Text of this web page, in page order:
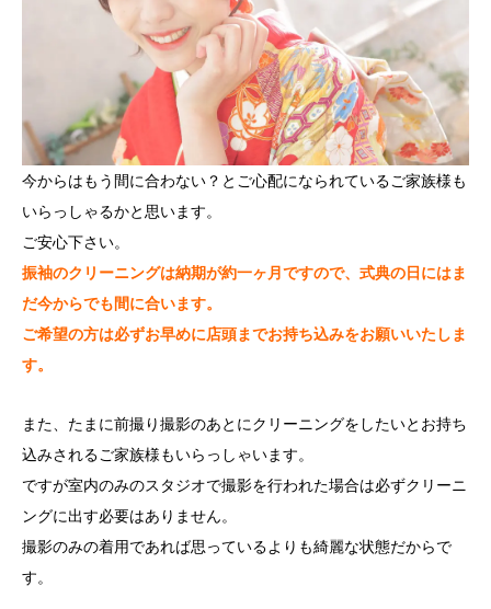
今からはもう間に合わない？とご心配になられているご家族様も
いらっしゃるかと思います。
ご安心下さい。
振袖のクリーニングは納期が約一ヶ月ですので、式典の日にはま
だ今からでも間に合います。
ご希望の方は必ずお早めに店頭までお持ち込みをお願いいたしま
す。
また、たまに前撮り撮影のあとにクリーニングをしたいとお持ち
込みされるご家族様もいらっしゃいます。
ですが室内のみのスタジオで撮影を行われた場合は必ずクリーニ
ングに出す必要はありません。
撮影のみの着用であれば思っているよりも綺麗な状態だからで
す。